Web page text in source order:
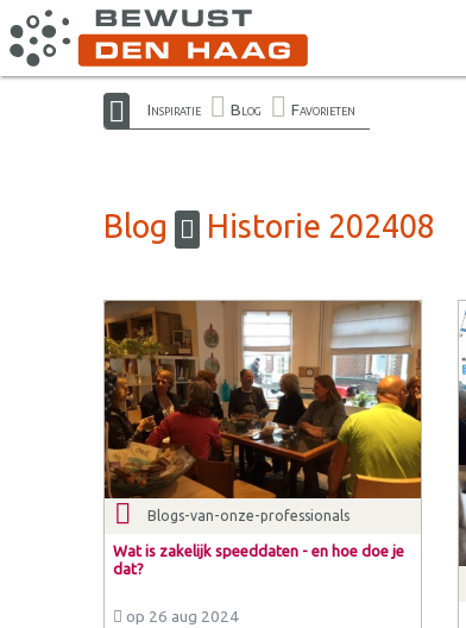
Inspiratie Blog Favorieten
Blog Historie 202408
Blogs-van-onze-professionals
Wat is zakelijk speeddaten - en hoe doe je
dat?
op 26 aug 2024